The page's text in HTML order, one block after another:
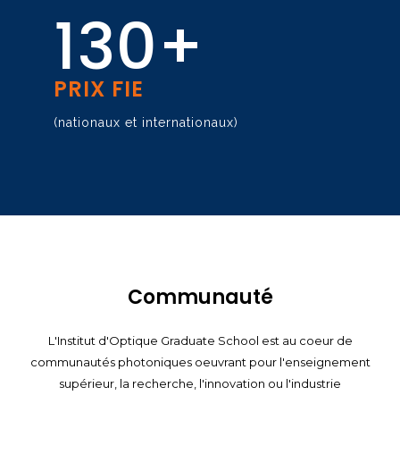
130+
PRIX FIE
(nationaux et internationaux)
Communauté
L'Institut d'Optique Graduate School est au coeur de
communautés photoniques oeuvrant pour l'enseignement
supérieur, la recherche, l'innovation ou l'industrie